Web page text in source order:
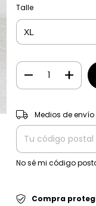
Talle
Entregas para el CP:
Medios de envío
No sé mi código
Compra